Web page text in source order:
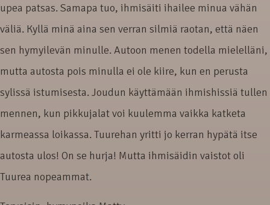
upea patsas. Samapa tuo, ihmisäiti ihailee minua vähän
väliä. Kyllä minä aina sen verran silmiä raotan, että näen
sen hymyilevän minulle. Autoon menen todella mielelläni,
mutta autosta pois minulla ei ole kiire, kun en perusta
sylissä istumisesta. Joudun käyttämään ihmishissiä tullen
mennen, kun pikkujalat voi kuulemma vaikka katketa
karmeassa loikassa. Tuurehan yritti jo kerran hypätä itse
autosta ulos! On se hurja! Mutta ihmisäidin vaistot oli
Tuurea nopeammat.